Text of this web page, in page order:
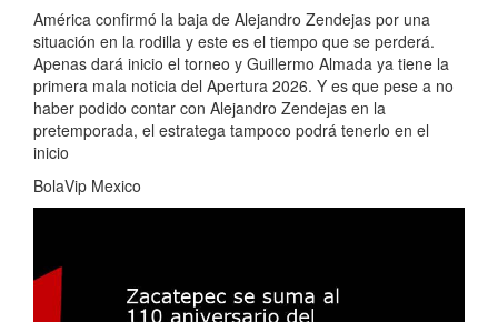
América confirmó la baja de Alejandro Zendejas por una
situación en la rodilla y este es el tiempo que se perderá.
Apenas dará inicio el torneo y Guillermo Almada ya tiene la
primera mala noticia del Apertura 2026. Y es que pese a no
haber podido contar con Alejandro Zendejas en la
pretemporada, el estratega tampoco podrá tenerlo en el
inicio
BolaVip Mexico